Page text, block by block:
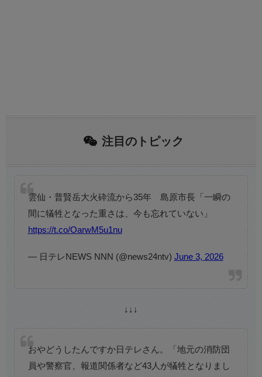
注目のトピック
雲仙・普賢岳大火砕流から35年 島原市長「一瞬の
間に犠牲となった重さは、今も忘れていない」
https://t.co/OarwM5u1nu
— 日テレNEWS NNN (@news24ntv) June 3, 2026
↓↓↓
おやどうしたんですか日テレさん。「地元の消防団
員や警察官、報道関係者など43人が犠牲となりまし